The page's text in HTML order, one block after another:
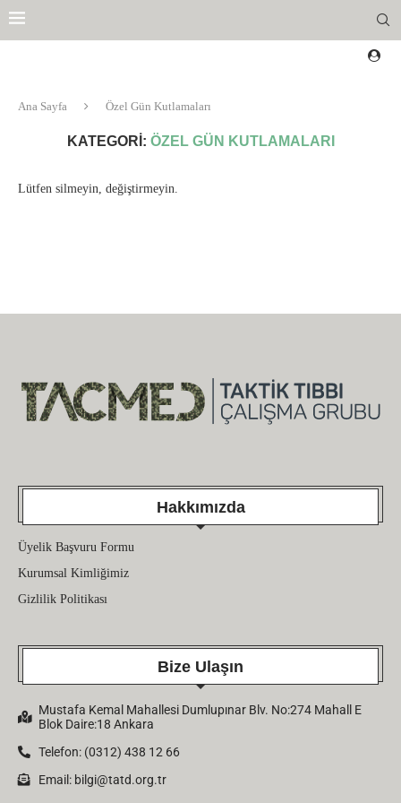
Ana Sayfa Özel Gün Kutlamaları
KATEGORI: ÖZEL GÜN KUTLAMALARI
Lütfen silmeyin, değiştirmeyin.
Hakkımızda
Üyelik Başvuru Formu
Kurumsal Kimliğimiz
Gizlilik Politikası
Bize Ulaşın
Mustafa Kemal Mahallesi Dumlupınar Blv. No:274 Mahall E
Blok Daire:18 Ankara
Telefon: (0312) 438 12 66
Email: bilgi@tatd.org.tr